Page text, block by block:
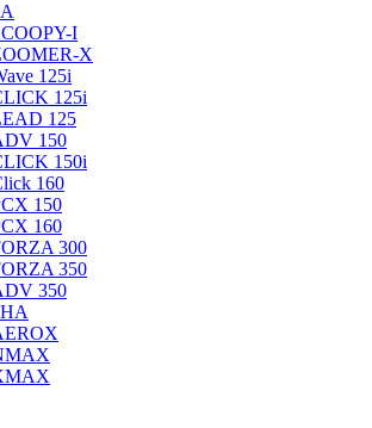
I
X
125i
125i
125
150
150i
160
150
160
300
350
350